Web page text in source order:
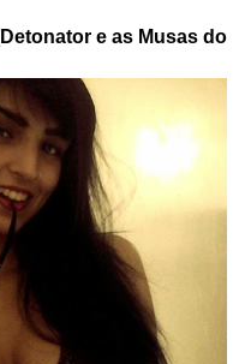
e as Musas do